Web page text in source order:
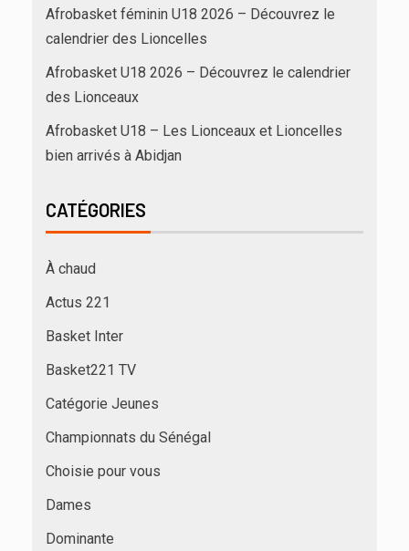
Afrobasket féminin U18 2026 – Découvrez le
calendrier des Lioncelles
Afrobasket U18 2026 – Découvrez le calendrier
des Lionceaux
Afrobasket U18 – Les Lionceaux et Lioncelles
bien arrivés à Abidjan
CATÉGORIES
À chaud
Actus 221
Basket Inter
Basket221 TV
Catégorie Jeunes
Championnats du Sénégal
Choisie pour vous
Dames
Dominante